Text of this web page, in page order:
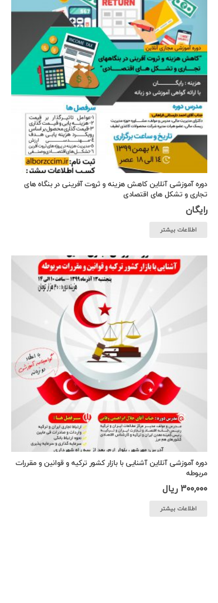
دوره آموزشی آنلاین کاهش هزینه و ثروت آفرینی در بنگاه های
تجاری و تشکل های اقتصادی
رایگان
اطلاعات بیشتر
دوره آموزشی آنلاین آشنایی با بازار کشور ترکیه و قوانین و مقررات
مربوطه
300,000 ریال
اطلاعات بیشتر